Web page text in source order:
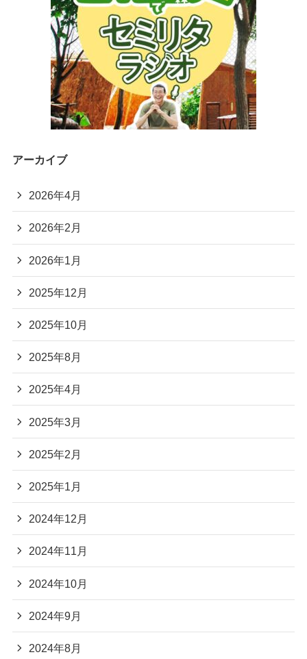
アーカイブ
2026年4月
2026年2月
2026年1月
2025年12月
2025年10月
2025年8月
2025年4月
2025年3月
2025年2月
2025年1月
2024年12月
2024年11月
2024年10月
2024年9月
2024年8月